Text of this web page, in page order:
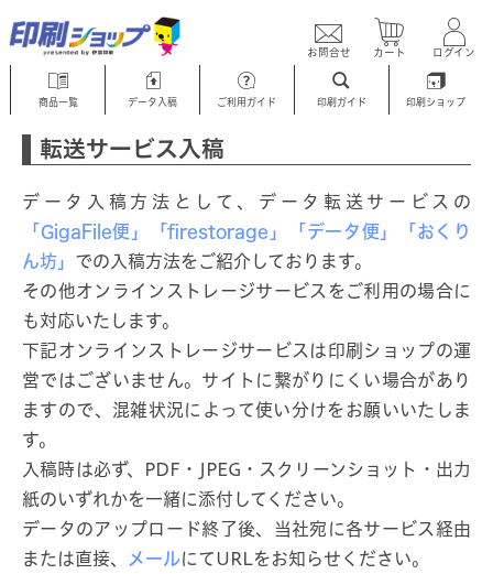
お問合せ カート ログイン
商品一覧 データ入稿 ご利用ガイド 印刷ガイド 印刷ショップ
転送サービス入稿
データ入稿方法として、データ転送サービスの
「GigaFile便」
「firestorage」 「データ便」
「おくり
ん坊」 での入稿方法をご紹介しております。
その他オンラインストレージサービスをご利用の場合に
も対応いたします。
下記オンラインストレージサービスは印刷ショップの運
営ではございません。サイトに繋がりにくい場合があり
ますので、混雑状況によって使い分けをお願いいたしま
す。
入稿時は必ず、PDF・JPEG・スクリーンショット・出力
紙のいずれかを一緒に添付してください。
データのアップロード終了後、当社宛に各サービス経由
または直接、
メールにてURLをお知らせください。